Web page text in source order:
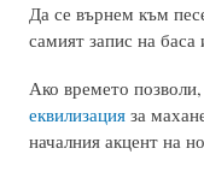
Да се върнем към
самият запис на
Ако времето
еквилизацияза
началния акцент на